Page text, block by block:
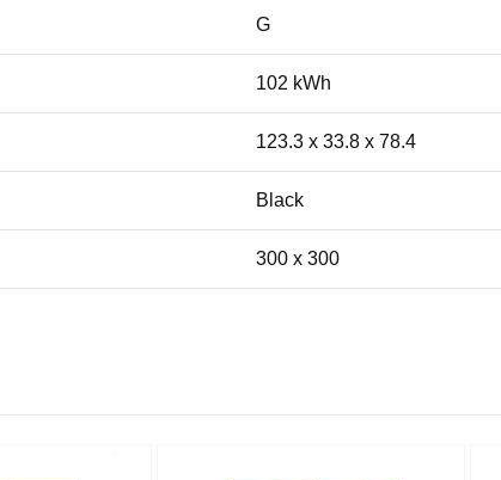
G
102 kWh
123.3 x 33.8 x 78.4
Black
300 x 300